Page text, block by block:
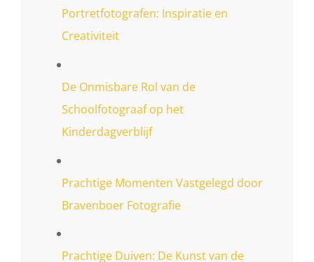
Portretfotografen: Inspiratie en
Creativiteit
De Onmisbare Rol van de
Schoolfotograaf op het
Kinderdagverblijf
Prachtige Momenten Vastgelegd door
Bravenboer Fotografie
Prachtige Duiven: De Kunst van de